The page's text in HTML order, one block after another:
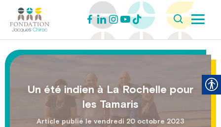
Un été indien à La Rochelle pour
les Tamaris
Article publié le vendredi 20 octobre 2023